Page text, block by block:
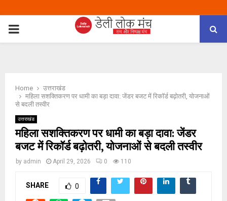
PRIMARY
Home
उत्तराखंड
महिला सशक्तिकरण पर धामी का बड़ा दावा: जेंडर बजट में रिकॉर्ड बढ़ोतरी, योजनाओं
से बदली तस्वीर
उत्तराखंड
महिला सशक्तिकरण पर धामी का बड़ा दावा: जेंडर
बजट में रिकॉर्ड बढ़ोतरी, योजनाओं से बदली तस्वीर
by admin April 29, 2026 0 110
SHARE 0